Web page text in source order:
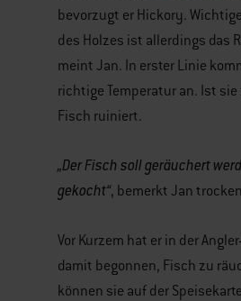
bevorzugt er Hickory.
des Holzes ist allerdings das
meint Jan. In erster Linie
richtige Temperatur an. Ist
Fisch ruiniert.
„Der Fisch soll geräuchert
gekocht“, bemerkt Jan
Vor Kurzem hat er in der
damit begonnen, Fisch zu
können sie auf der